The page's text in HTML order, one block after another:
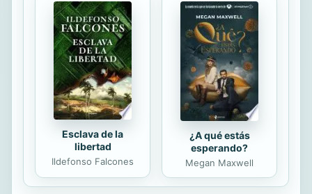
Esclava de la
libertad
Ildefonso Falcones
¿A qué estás
esperando?
Megan Maxwell